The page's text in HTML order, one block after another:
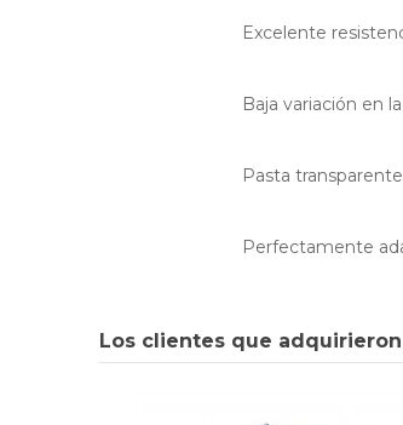
Excelente
Baja variación en
Pasta
Perfectamente
Los clientes que